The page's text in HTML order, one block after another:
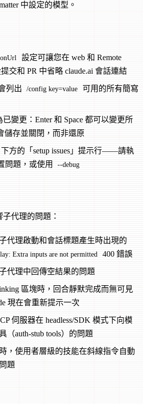
中設定的模型。
設定可讓您在 web 和 Remote
交和 PR 中省略 claude.ai 會話連結
列出 /config key=value
可用的所有簡寫
變更：Enter 和 Space 都可以變更所
儲存並關閉，而非還原
方的「setup issues」提示行——請執
問題，或使用 --debug
代理的問題：
代理啟動和會話標題產生時出現的
Extra inputs are not permitted 400 錯誤
代理中回傳空結果的問題
區塊時，回合靜默完成而無可見
現在會重新提示一次
伺服器在 headless/SDK 模式下向模
（auth-stub tools）的問題
，使用者層級的技能在斜線指令自動
題